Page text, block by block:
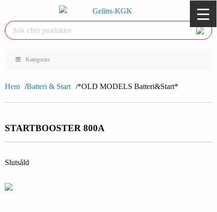
Kategorier
Hem Batteri & Start *OLD MODELS Batteri&Start*
STARTBOOSTER 800A
Slutsåld